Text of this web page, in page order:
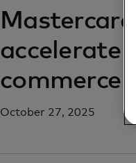
accelerate
commerce
October 27, 2025